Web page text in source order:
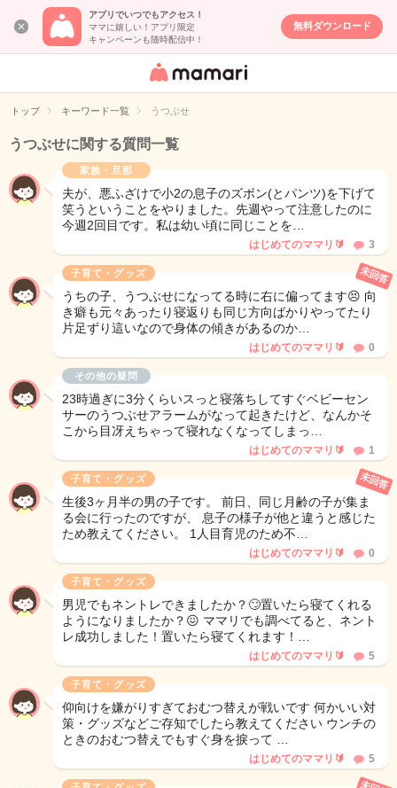
アプリでいつでもアクセス！
ママに嬉しい！アプリ限定
キャンペーンも随時配信中！
無料ダウンロード
女性専用匿名QA
イト
トップ キーワード一覧 うつぶせ
うつぶせに関する質問一覧
家族・旦那
夫が、悪ふざけで小2の息子のズボン(とパンツ)を下げて
笑うということをやりました。先週やって注意したのに
今週2回目です。私は幼い頃に同じことを…
はじめてのママリ🔰 3
子育て・グッズ
うちの子、うつぶせになってる時に右に偏ってます😣 向
き癖も元々あったり寝返りも同じ方向ばかりやってたり
片足ずり這いなので身体の傾きがあるのか…
未回答
はじめてのママリ🔰 0
その他の疑問
23時過ぎに3分くらいスっと寝落ちしてすぐベビーセン
サーのうつぶせアラームがなって起きたけど、なんかそ
こから目冴えちゃって寝れなくなってしまっ…
はじめてのママリ🔰 1
子育て・グッズ
生後3ヶ月半の男の子です。 前日、同じ月齢の子が集ま
る会に行ったのですが、 息子の様子が他と違うと感じた
ため教えてください。 1人目育児のため不…
未回答
はじめてのママリ🔰 0
子育て・グッズ
男児でもネントレできましたか？🙄置いたら寝てくれる
ようになりましたか？😖 ママリでも調べてると、ネント
レ成功しました！置いたら寝てくれます！…
はじめてのママリ🔰 5
子育て・グッズ
仰向けを嫌がりすぎておむつ替えが戦いです 何かいい対
策・グッズなどご存知でしたら教えてください ウンチの
ときのおむつ替えでもすぐ身を捩って …
はじめてのママリ🔰 5